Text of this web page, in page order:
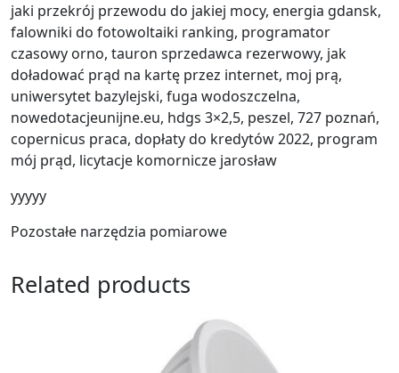
jaki przekrój przewodu do jakiej mocy, energia gdansk,
falowniki do fotowoltaiki ranking, programator
czasowy orno, tauron sprzedawca rezerwowy, jak
doładować prąd na kartę przez internet, moj prą,
uniwersytet bazylejski, fuga wodoszczelna,
nowedotacjeunijne.eu, hdgs 3×2,5, peszel, 727 poznań,
copernicus praca, dopłaty do kredytów 2022, program
mój prąd, licytacje komornicze jarosław
yyyyy
Pozostałe narzędzia pomiarowe
Related products